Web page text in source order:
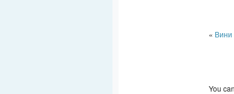
« Вини
You can